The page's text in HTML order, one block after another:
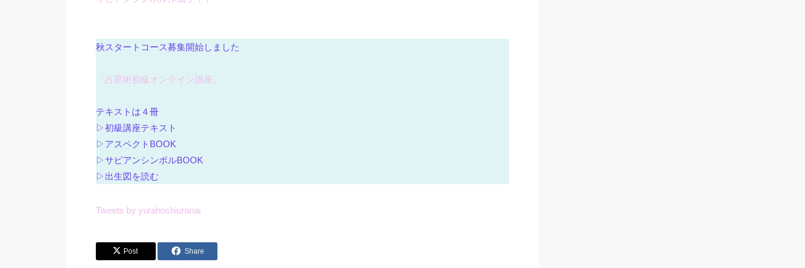
秋スタートコース募集開始しました
「占星術初級オンライン講座」
テキストは４冊
▷初級講座テキスト
▷アスペクトBOOK
▷サビアンシンボルBOOK
▷出生図を読む
Tweets by yurahoshiuranai
Post Share